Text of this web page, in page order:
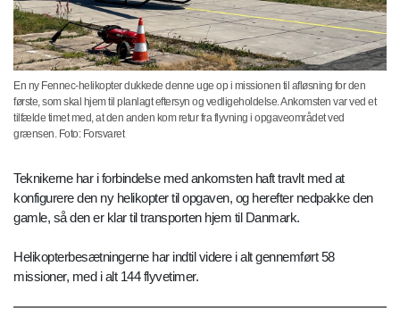
En ny Fennec-helikopter dukkede denne uge op i missionen til afløsning for den
første, som skal hjem til planlagt eftersyn og vedligeholdelse. Ankomsten var ved et
tilfælde timet med, at den anden kom retur fra flyvning i opgaveområdet ved
grænsen. Foto: Forsvaret
Teknikerne har i forbindelse med ankomsten haft travlt med at
konfigurere den ny helikopter til opgaven, og herefter nedpakke den
gamle, så den er klar til transporten hjem til Danmark.
Helikopterbesætningerne har indtil videre i alt gennemført 58
missioner, med i alt 144 flyvetimer.